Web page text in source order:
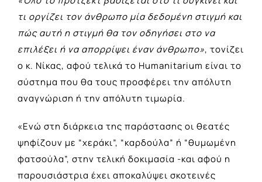
τι οργίζει τον άνθρωπο μία δεδομένη στιγμή και
πώς αυτή η στιγμή θα τον οδηγήσει στο να
επιλέξει ή να απορρίψει έναν άνθρωπο», τονίζει
ο κ. Νίκας, αφού τελικά το Humanitarium είναι το
σύστημα που θα τους προσφέρει την απόλυτη
αναγνώριση ή την απόλυτη τιμωρία.
«Ενώ στη διάρκεια της παράστασης οι θεατές
ψηφίζουν με “χεράκι”, “καρδούλα” ή “θυμωμένη
φατσούλα”, στην τελική δοκιμασία -και αφού η
παρουσιάστρια έχει αποκαλύψει σκοτεινές